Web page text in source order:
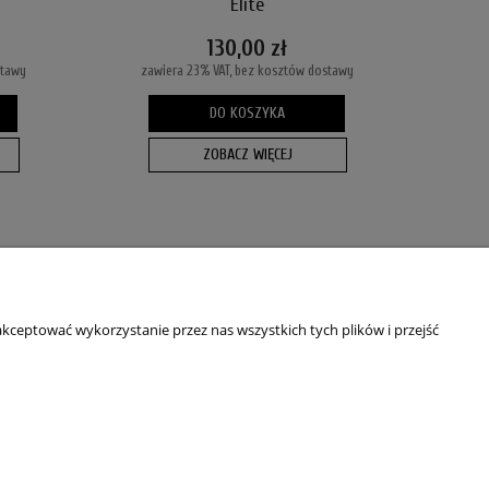
Elite
130,00 zł
zawiera 23% VAT, bez kosztów dostawy
DO KOSZYKA
ZOBACZ WIĘCEJ
Kim jesteśmy?
wykorzystanie przez nas wszystkich tych plików i przejść